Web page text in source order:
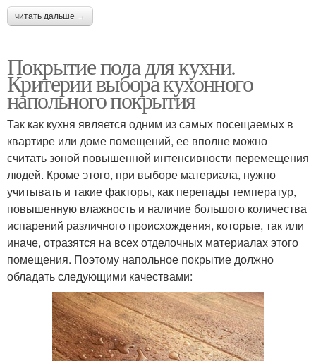
читать дальше →
Покрытие пола для кухни.
Критерии выбора кухонного
напольного покрытия
Так как кухня является одним из самых посещаемых в
квартире или доме помещений, ее вполне можно
считать зоной повышенной интенсивности перемещения
людей. Кроме этого, при выборе материала, нужно
учитывать и такие факторы, как перепады температур,
повышенную влажность и наличие большого количества
испарений различного происхождения, которые, так или
иначе, отразятся на всех отделочных материалах этого
помещения. Поэтому напольное покрытие должно
обладать следующими качествами: